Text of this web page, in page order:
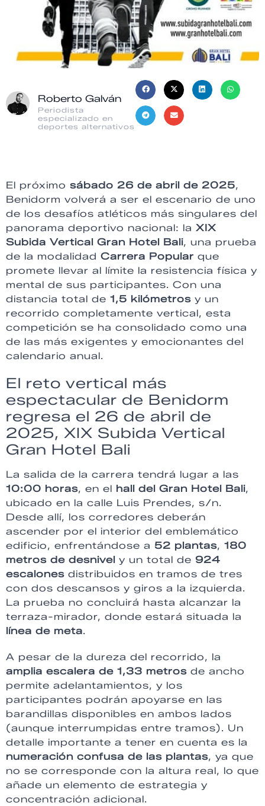
Roberto Galván
Periodista
especializado en
deportes alternativos
El próximo sábado 26 de abril de 2025,
Benidorm volverá a ser el escenario de uno
de los desafíos atléticos más singulares del
panorama deportivo nacional: la XIX
Subida Vertical Gran Hotel Bali, una prueba
de la modalidad Carrera Popular que
promete llevar al límite la resistencia física y
mental de sus participantes. Con una
distancia total de 1,5 kilómetros y un
recorrido completamente vertical, esta
competición se ha consolidado como una
de las más exigentes y emocionantes del
calendario anual.
El reto vertical más
espectacular de Benidorm
regresa el 26 de abril de
2025, XIX Subida Vertical
Gran Hotel Bali
La salida de la carrera tendrá lugar a las
10:00 horas, en el hall del Gran Hotel Bali,
ubicado en la calle Luis Prendes, s/n.
Desde allí, los corredores deberán
ascender por el interior del emblemático
edificio, enfrentándose a 52 plantas, 180
metros de desnivel y un total de 924
escalones distribuidos en tramos de tres
con dos descansos y giros a la izquierda.
La prueba no concluirá hasta alcanzar la
terraza-mirador, donde estará situada la
línea de meta.
A pesar de la dureza del recorrido, la
amplia escalera de 1,33 metros de ancho
permite adelantamientos, y los
participantes podrán apoyarse en las
barandillas disponibles en ambos lados
(aunque interrumpidas entre tramos). Un
detalle importante a tener en cuenta es la
numeración confusa de las plantas, ya que
no se corresponde con la altura real, lo que
añade un elemento de estrategia y
concentración adicional.